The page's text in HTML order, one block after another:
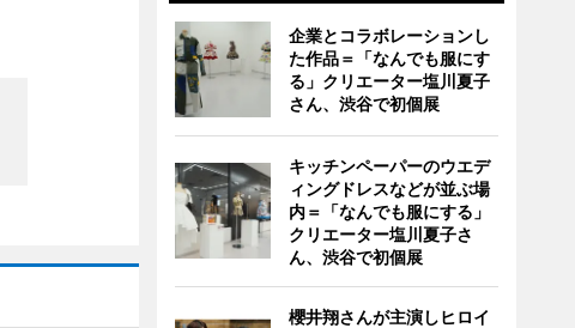
企業とコラボレーションし
た作品＝「なんでも服にす
る」クリエーター塩川夏子
さん、渋谷で初個展
キッチンペーパーのウエデ
ィングドレスなどが並ぶ場
内＝「なんでも服にする」
クリエーター塩川夏子さ
ん、渋谷で初個展
櫻井翔さんが主演しヒロイ